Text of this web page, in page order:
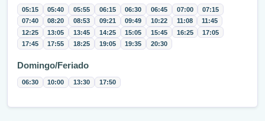
05:15 05:40 05:55 06:15 06:30 06:45 07:00
07:15
07:40
08:20 08:53 09:21 09:49 10:22 11:08
11:45
12:25
13:05 13:45 14:25 15:05 15:45 16:25
17:05
17:45
17:55 18:25 19:05 19:35 20:30
Domingo/Feriado
06:30 10:00 13:30 17:50